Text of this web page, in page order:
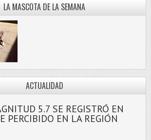
LA MASCOTA DE LA SEMANA
ACTUALIDAD
5.7 SE REGISTRÓ EN
PERCIBIDO EN LA REGIÓN